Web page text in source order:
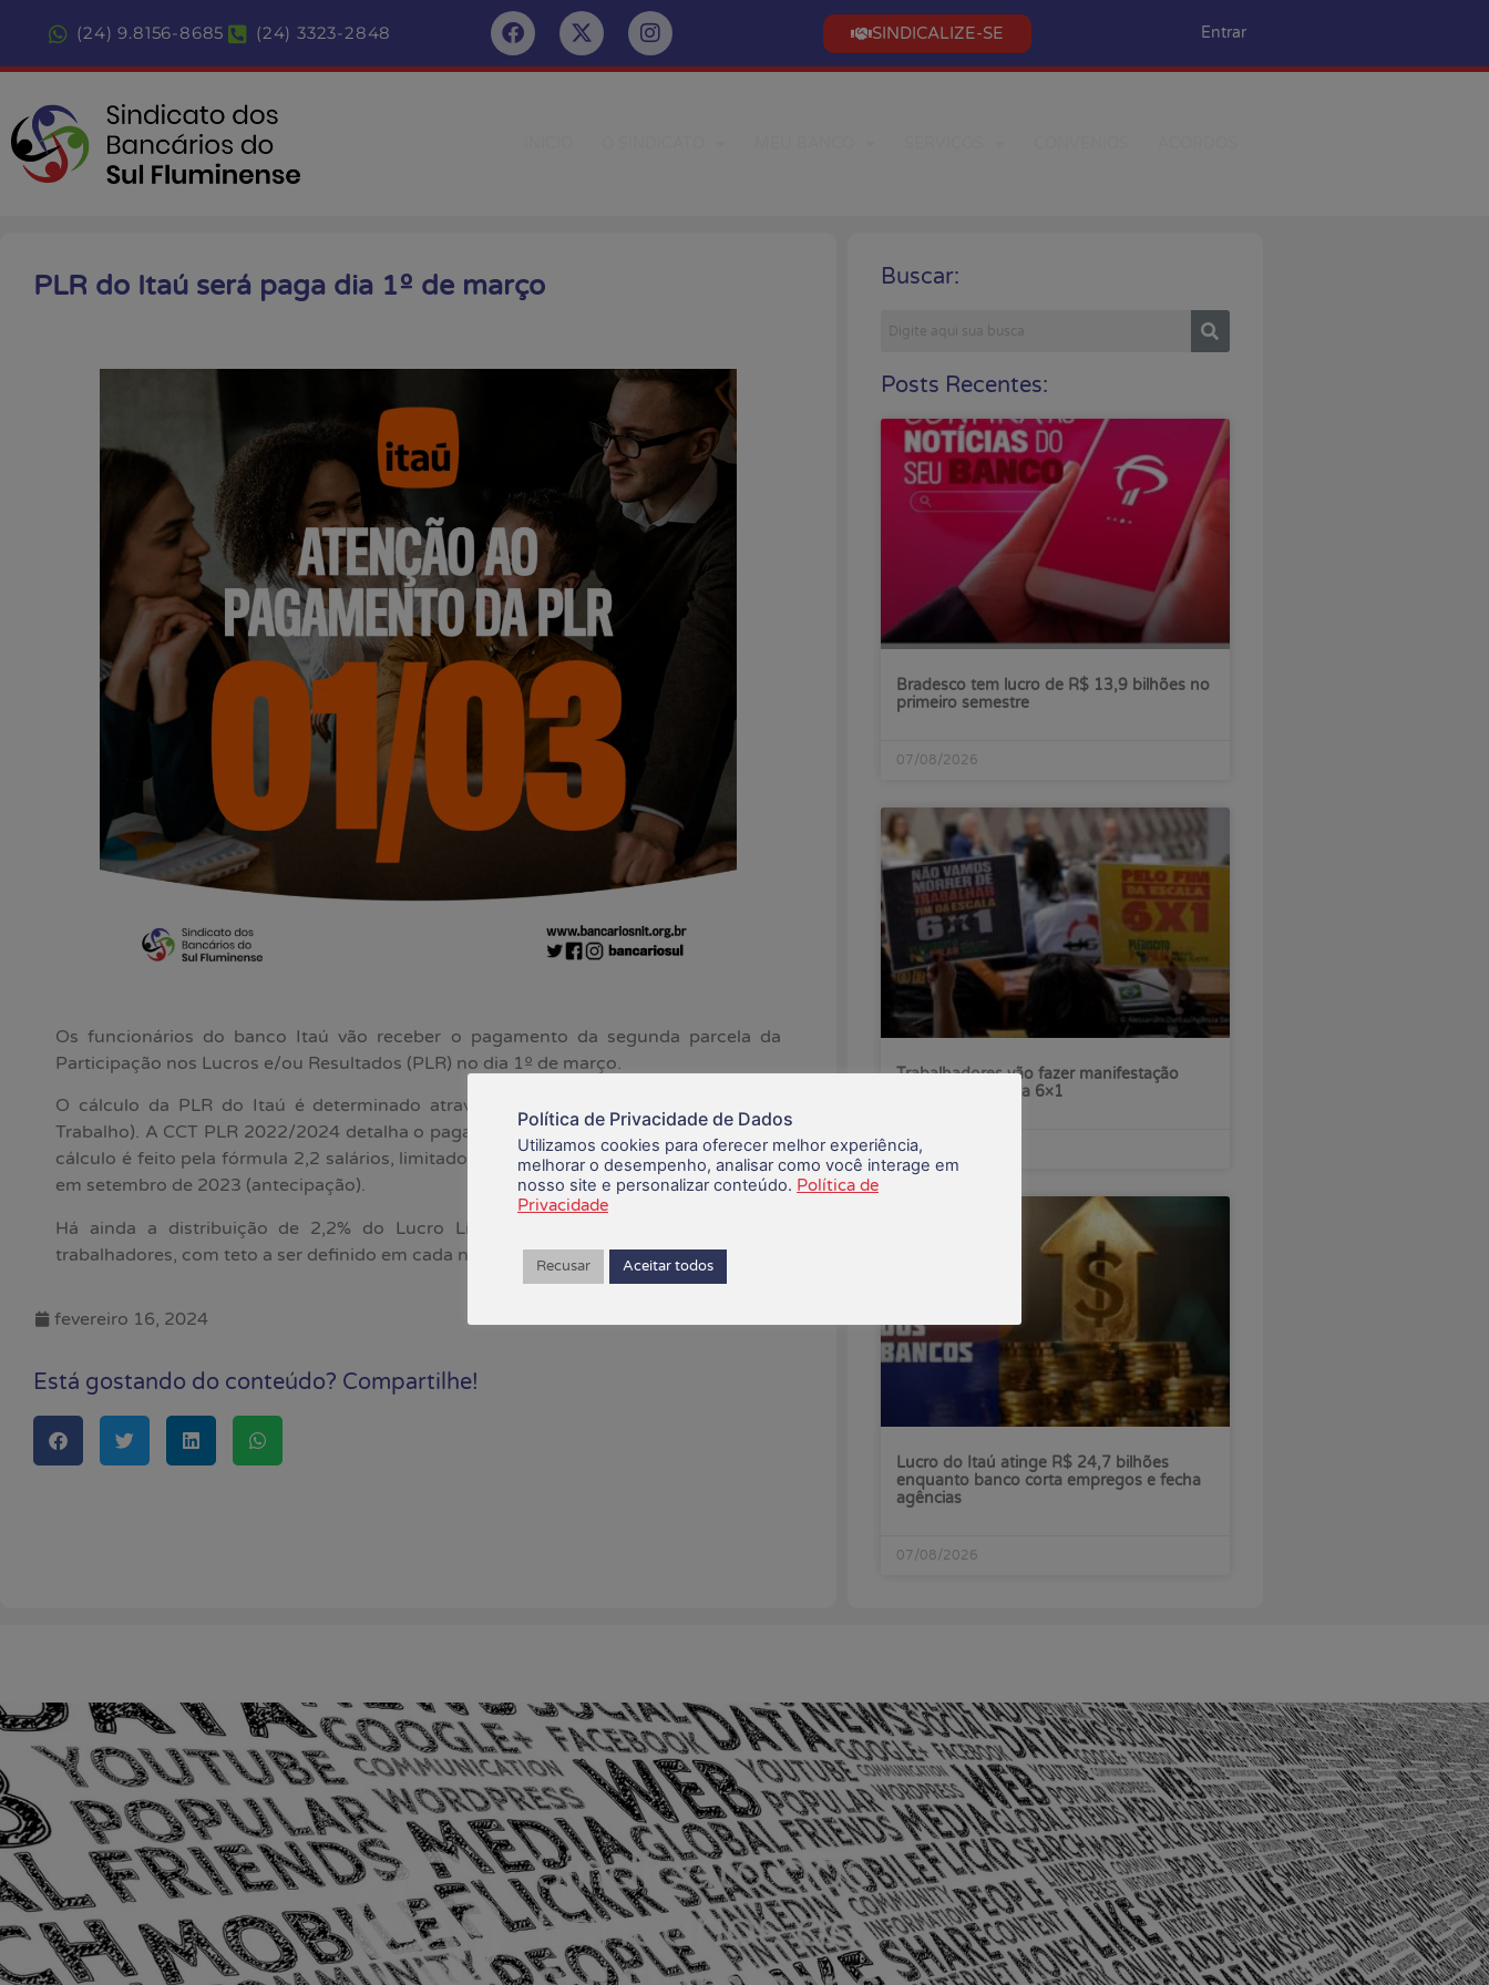
(24) 9.8156-8685 (24) 3323-2848 SINDICALIZE-SE Entrar
PLR do Itaú será paga dia 1º de março
Os funcionários do banco Itaú vão receber o pagamento da segunda parcela da
Participação nos Lucros e/ou Resultados (PLR) no dia 1º de março.
O cálculo da PLR do Itaú é determinado através da CCT (Convenção Coletiva de
Trabalho). A CCT PLR 2022/2024 detalha o pagamento da PLR Bancários 2024. Esse
cálculo é feito pela fórmula 2,2 salários, limitado a R$ 37.704,79, menos o valor pago
em setembro de 2023 (antecipação).
Há ainda a distribuição de 2,2% do Lucro Líquido de forma linear a todos os
trabalhadores, com teto a ser definido em cada negociação.
fevereiro 16, 2024
Está gostando do conteúdo? Compartilhe!
Buscar:
Posts Recentes:
Bradesco tem lucro de R$ 13,9 bilhões no
primeiro semestre
07/08/2026
Trabalhadores vão fazer manifestação
pelo fim da escala 6×1
07/08/2026
Lucro do Itaú atinge R$ 24,7 bilhões
enquanto banco corta empregos e fecha
agências
07/08/2026
Política de Privacidade de Dados
Utilizamos cookies para oferecer melhor experiência,
melhorar o desempenho, analisar como você interage em
nosso site e personalizar conteúdo. Política de
Privacidade
Recusar Aceitar todos